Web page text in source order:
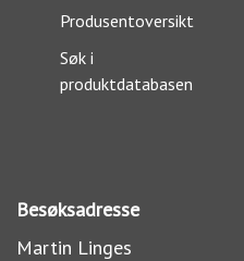
Produsentoversikt
Søk i
produktdatabasen
Besøksadresse
Martin Linges